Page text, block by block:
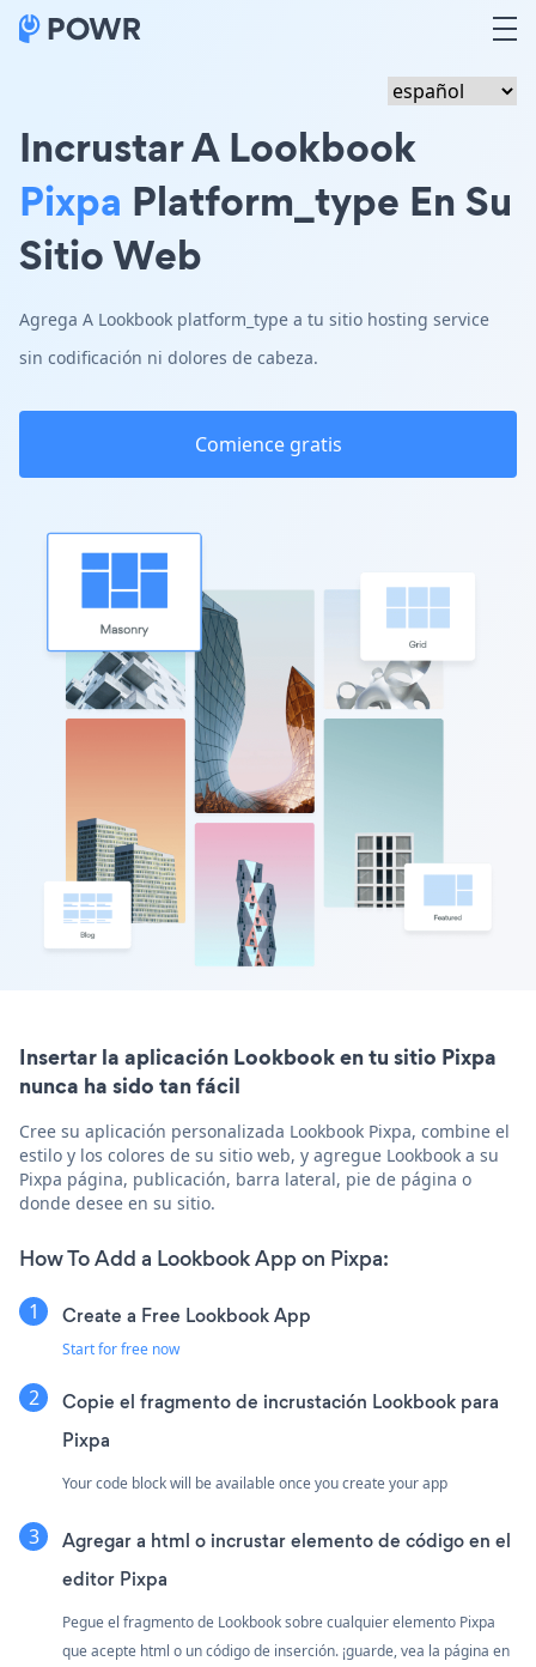
Incrustar A Lookbook
Pixpa Platform_type En Su
Sitio Web
Agrega A Lookbook platform_type a tu sitio hosting service
sin codificación ni dolores de cabeza.
Comience gratis
Insertar la aplicación Lookbook en tu sitio Pixpa
nunca ha sido tan fácil
Cree su aplicación personalizada Lookbook Pixpa, combine el
estilo y los colores de su sitio web, y agregue Lookbook a su
Pixpa página, publicación, barra lateral, pie de página o
donde desee en su sitio.
How To Add a Lookbook App on Pixpa:
Create a Free Lookbook App
Start for free now
Copie el fragmento de incrustación Lookbook para
Pixpa
Your code block will be available once you create your app
Agregar a html o incrustar elemento de código en el
editor Pixpa
Pegue el fragmento de Lookbook sobre cualquier elemento Pixpa
que acepte html o un código de inserción. ¡guarde, vea la página en